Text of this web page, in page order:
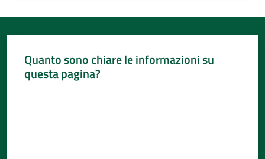
Quanto sono chiare le informazioni su
questa pagina?